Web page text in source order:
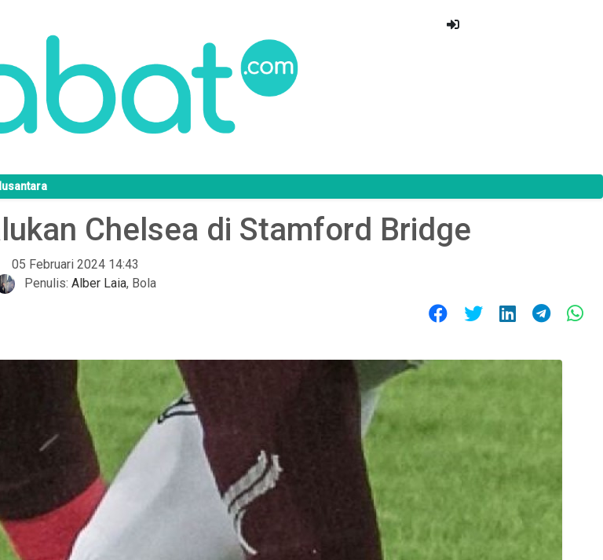
Chelsea di Stamford Bridge
05 Februari 2024 14:43
Penulis: Alber Laia, Bola